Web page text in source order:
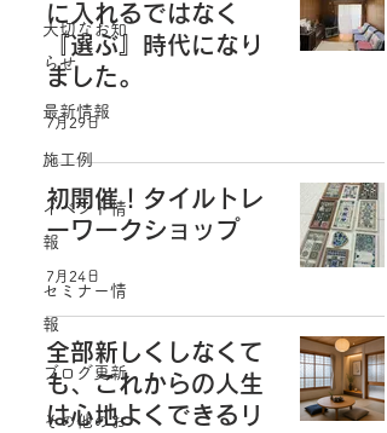
大切なお知
らせ
最新情報
施工例
イベント情
報
セミナー情
報
ブログ更新
その他のお
に入れるではなく
『選ぶ』時代になり
ました。
7月29日
初開催！タイルトレ
ーワークショップ
7月24日
全部新しくしなくて
も、これからの人生
は心地よくできるリ